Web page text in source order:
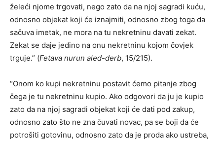
želeći njome trgovati, nego zato da na njoj sagradi kuću,
odnosno objekat koji će iznajmiti, odnosno zbog toga da
sačuva imetak, ne mora na tu nekretninu davati zekat.
Zekat se daje jedino na onu nekretninu kojom čovjek
trguje.” (Fetava nurun aled-derb, 15/215).
“Onom ko kupi nekretninu postavit ćemo pitanje zbog
čega je tu nekretninu kupio. Ako odgovori da ju je kupio
zato da na njoj sagradi objekat koji će dati pod zakup,
odnosno zato što ne zna čuvati novac, pa se boji da će
potrošiti gotovinu, odnosno zato da je proda ako ustreba,